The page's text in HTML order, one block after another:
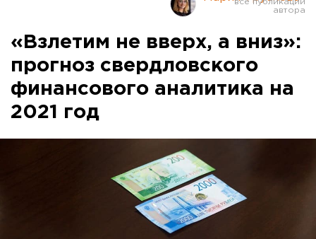
Оренбург
«Взлетим не вверх, а вниз»:
прогноз свердловского
финансового аналитика на
2021 год